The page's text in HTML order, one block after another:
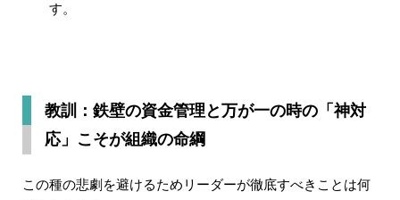
す。
教訓：鉄壁の資金管理と万が一の時の「神対
応」こそが組織の命綱
この種の悲劇を避けるためリーダーが徹底すべきことは何